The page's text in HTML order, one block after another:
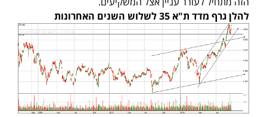
להלן גרף מדד ת"א 35 לשלוש השנים האחרונות